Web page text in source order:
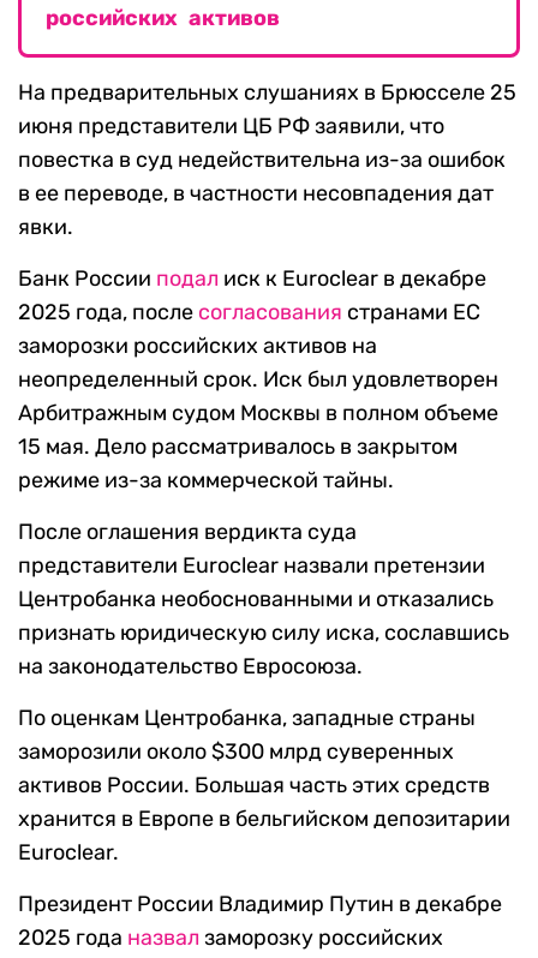
российских активов
На предварительных слушаниях в Брюсселе 25
июня представители ЦБ РФ заявили, что
повестка в суд недействительна из-за ошибок
в ее переводе, в частности несовпадения дат
явки.
Банк России подал иск к Euroclear в декабре
2025 года, после согласования странами ЕС
заморозки российских активов на
неопределенный срок. Иск был удовлетворен
Арбитражным судом Москвы в полном объеме
15 мая. Дело рассматривалось в закрытом
режиме из-за коммерческой тайны.
После оглашения вердикта суда
представители Euroclear назвали претензии
Центробанка необоснованными и отказались
признать юридическую силу иска, сославшись
на законодательство Евросоюза.
По оценкам Центробанка, западные страны
заморозили около $300 млрд суверенных
активов России. Большая часть этих средств
хранится в Европе в бельгийском депозитарии
Euroclear.
Президент России Владимир Путин в декабре
2025 года назвал заморозку российских